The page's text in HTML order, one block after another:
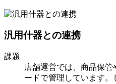
汎用什器との連携
課題
店舗運営では、商品保
ードで管理しています